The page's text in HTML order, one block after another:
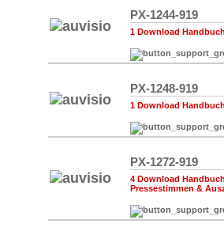
PX-1244-919
1 Download
PX-1248-919
1 Download
PX-1272-919
4 Download
Pressestimmen &